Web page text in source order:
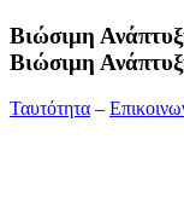
Bιώσιμη
Βιώσιμη
Ταυτότητα –